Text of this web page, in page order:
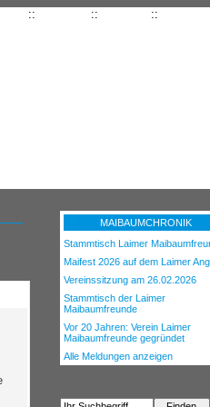
:: :: ::
MAIBAUMCHRONIK
Stammtisch Laimer
Maifest 2026 auf dem Laimer
Vereinssitzung am 26.02.2026
Stammtisch der Laimer
Maibaumfreunde
Vor 20 Jahren: Verein Laimer
Maibaumfreunde gegründet
Alle Meldungen anzeigen